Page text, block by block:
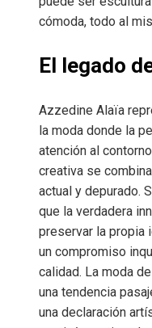
cómoda, todo al
El legado
Azzedine Alaïa
la moda donde la
atención al
creativa se
actual y depurado.
que la verdadera
preservar la propia
un compromiso
calidad. La moda
una tendencia
una declaración